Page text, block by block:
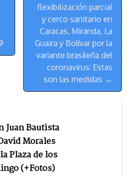
flexibilización parcial
y cerco sanitario en
Caracas, Miranda, La
Guaira y Bolívar por la
variante brasileña del
coronavirus: Estas
son las medidas →
Juan Bautista
Morales
Plaza de los
(+Fotos)